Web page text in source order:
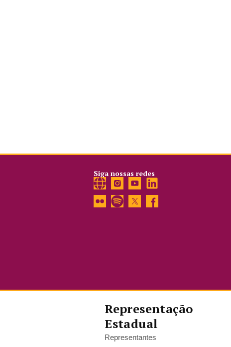
Siga nossas redes
Representação
Estadual
Representantes